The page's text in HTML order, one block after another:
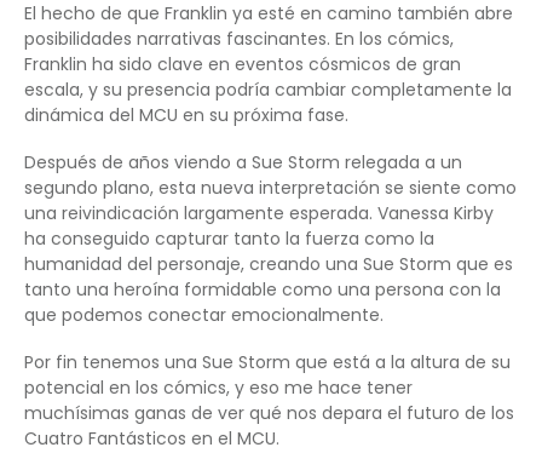
El hecho de que Franklin ya esté en camino también abre
posibilidades narrativas fascinantes. En los cómics,
Franklin ha sido clave en eventos cósmicos de gran
escala, y su presencia podría cambiar completamente la
dinámica del MCU en su próxima fase.
Después de años viendo a Sue Storm relegada a un
segundo plano, esta nueva interpretación se siente como
una reivindicación largamente esperada. Vanessa Kirby
ha conseguido capturar tanto la fuerza como la
humanidad del personaje, creando una Sue Storm que es
tanto una heroína formidable como una persona con la
que podemos conectar emocionalmente.
Por fin tenemos una Sue Storm que está a la altura de su
potencial en los cómics, y eso me hace tener
muchísimas ganas de ver qué nos depara el futuro de los
Cuatro Fantásticos en el MCU.